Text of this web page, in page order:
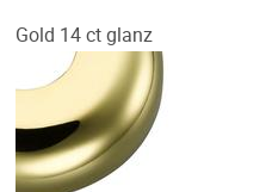
Gold 14 ct glanz